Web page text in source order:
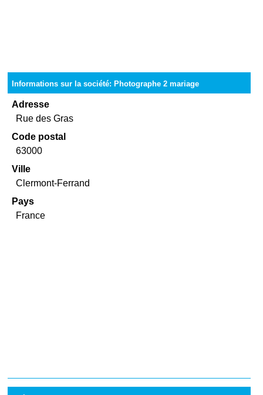
Informations sur la société: Photographe 2 mariage
Adresse
Rue des Gras
Code postal
63000
Ville
Clermont-Ferrand
Pays
France